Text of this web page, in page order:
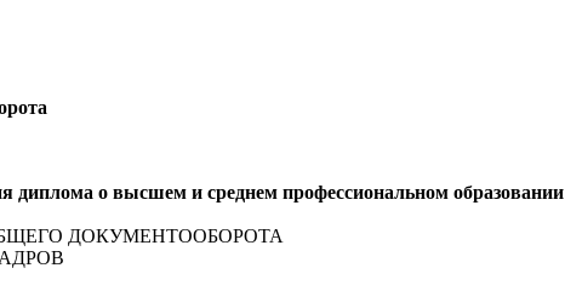
диплома о высшем и среднем профессиональном образовании
ОБЩЕГО ДОКУМЕНТООБОРОТА